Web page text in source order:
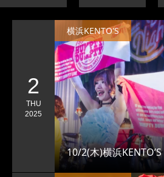
2
THU
2025
10/2(木)横浜KENTO’S
横浜KENTO'S